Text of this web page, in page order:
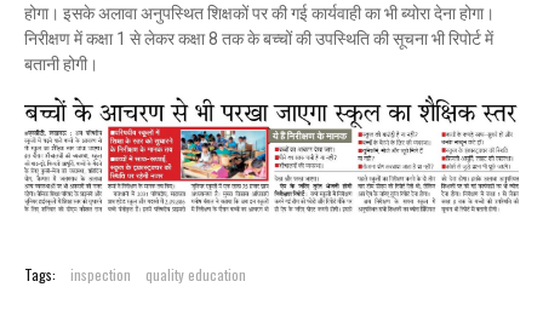
होगा। इसके अलावा अनुपस्थित शिक्षकों पर की गई कार्यवाही का भी ब्योरा देना होगा।
निरीक्षण में कक्षा 1 से लेकर कक्षा 8 तक के बच्चों की उपस्थिति की सूचना भी रिपोर्ट में
बतानी होगी।
Tags: inspection quality education